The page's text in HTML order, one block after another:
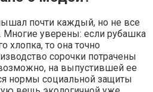
почти каждый, но не все
Многие уверены: если рубашка
хлопка, то она точно
сорочки потрачены
на выпустившей ее
нормы социальной защиты